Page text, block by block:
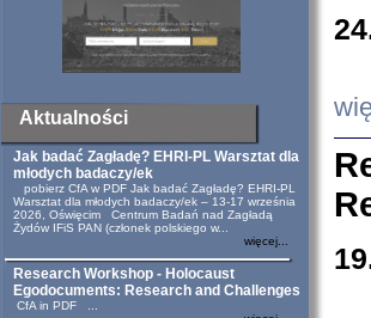
Aktualności
Jak badać Zagładę? EHRI-PL Warsztat dla
młodych badaczy/ek
pobierz CfA w PDF Jak badać Zagładę? EHRI-PL
Warsztat dla młodych badaczy/ek – 13-17 września
2026, Oświęcim Centrum Badań nad Zagładą
Żydów IFiS PAN (członek polskiego w...
więcej...
Research Workshop - Holocaust
Egodocuments: Research and Challenges
CfA in PDF ...